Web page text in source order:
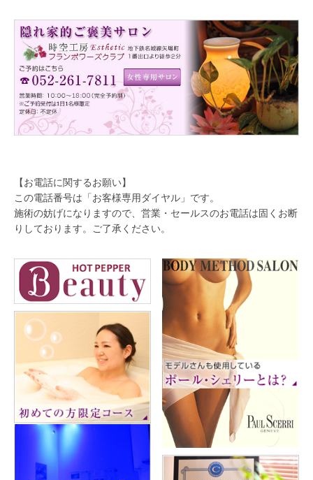
【お電話に関するお願い】
この電話番号は「お客様専用ダイヤル」です。
施術の妨げになりますので、営業・セールスのお電話は固くお断
りしております。ご了承ください。